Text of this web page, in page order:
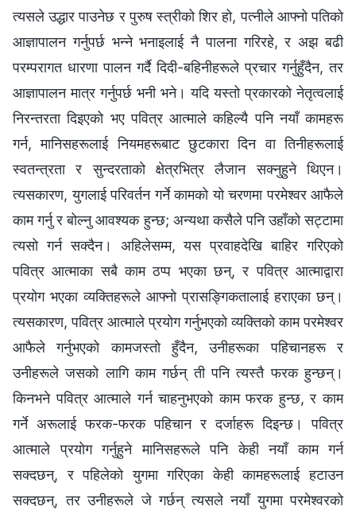
त्यसले उद्धार पाउनेछ र पुरुष स्त्रीको शिर हो, पत्नीले आफ्‍नो पतिको
आज्ञापालन गर्नुपर्छ भन्‍ने भनाइलाई नै पालना गरिरहे, र अझ बढी
परम्परागत धारणा पालन गर्दै दिदी-बहिनीहरूले प्रचार गर्नुहुँदैन, तर
आज्ञापालन मात्र गर्नुपर्छ भनी भने। यदि यस्तो प्रकारको नेतृत्वलाई
निरन्तरता दिइएको भए पवित्र आत्माले कहिल्यै पनि नयाँ कामहरू
गर्न, मानिसहरूलाई नियमहरूबाट छुटकारा दिन वा तिनीहरूलाई
स्वतन्त्रता र सुन्दरताको क्षेत्रभित्र लैजान सक्नुहुने थिएन।
त्यसकारण, युगलाई परिवर्तन गर्ने कामको यो चरणमा परमेश्‍वर आफैले
काम गर्नु र बोल्नु आवश्यक हुन्छ; अन्यथा कसैले पनि उहाँको सट्टामा
त्यसो गर्न सक्दैन। अहिलेसम्म, यस प्रवाहदेखि बाहिर गरिएको
पवित्र आत्माका सबै काम ठप्प भएका छन्, र पवित्र आत्माद्वारा
प्रयोग भएका व्यक्तिहरूले आफ्नो प्रासङ्गिकतालाई हराएका छन्।
त्यसकारण, पवित्र आत्माले प्रयोग गर्नुभएको व्यक्तिको काम परमेश्‍वर
आफैले गर्नुभएको कामजस्तो हुँदैन, उनीहरूका पहिचानहरू र
उनीहरूले जसको लागि काम गर्छन् ती पनि त्यस्तै फरक हुन्छन्।
किनभने पवित्र आत्माले गर्न चाहनुभएको काम फरक हुन्छ, र काम
गर्ने अरूलाई फरक-फरक पहिचान र दर्जाहरू दिइन्छ। पवित्र
आत्माले प्रयोग गर्नुहुने मानिसहरूले पनि केही नयाँ काम गर्न
सक्दछन्, र पहिलेको युगमा गरिएका केही कामहरूलाई हटाउन
सक्दछन्, तर उनीहरूले जे गर्छन् त्यसले नयाँ युगमा परमेश्‍वरको